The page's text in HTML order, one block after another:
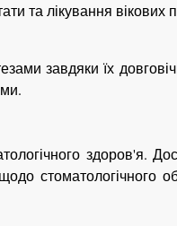
та лікування
завдяки їх
здоров'я.
стоматологічного